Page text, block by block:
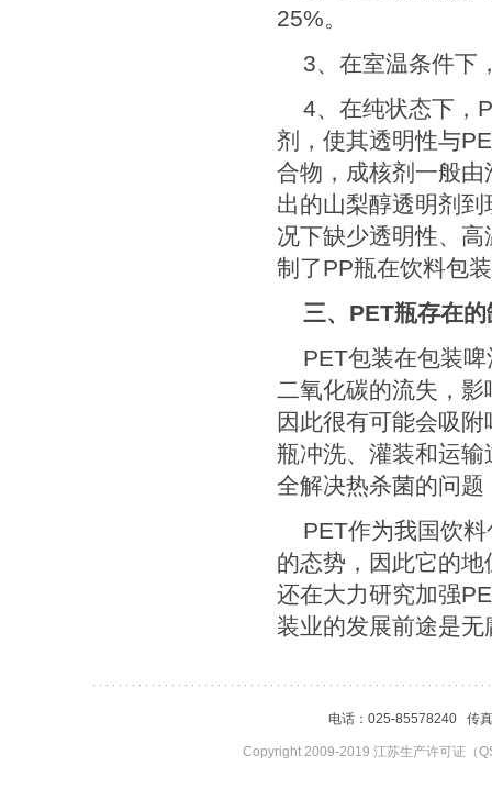
25%。
3、在室温条件下
4、在纯状态下，
剂，使其透明性与
合物，成核剂一般
出的山梨醇透明剂
况下缺少透明性、
制了PP瓶在饮料包
三、 PET瓶存在的
PET包装在包装
二氧化碳的流失，
因此很有可能会吸
瓶冲洗、灌装和运
全解决热杀菌的问
PET作为我国饮
的态势，因此它的
还在大力研究加强
装业的发展前途是无
电话：025-85578240 传
Copyright 2009-2019 江苏生产许可证（